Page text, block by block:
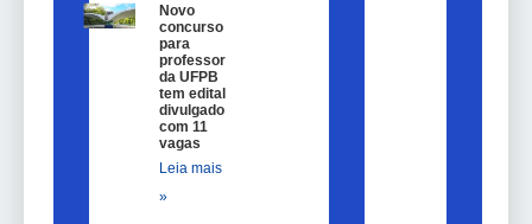
Novo
concurso
para
professor
da UFPB
tem edital
divulgado
com 11
vagas
Leia mais
»